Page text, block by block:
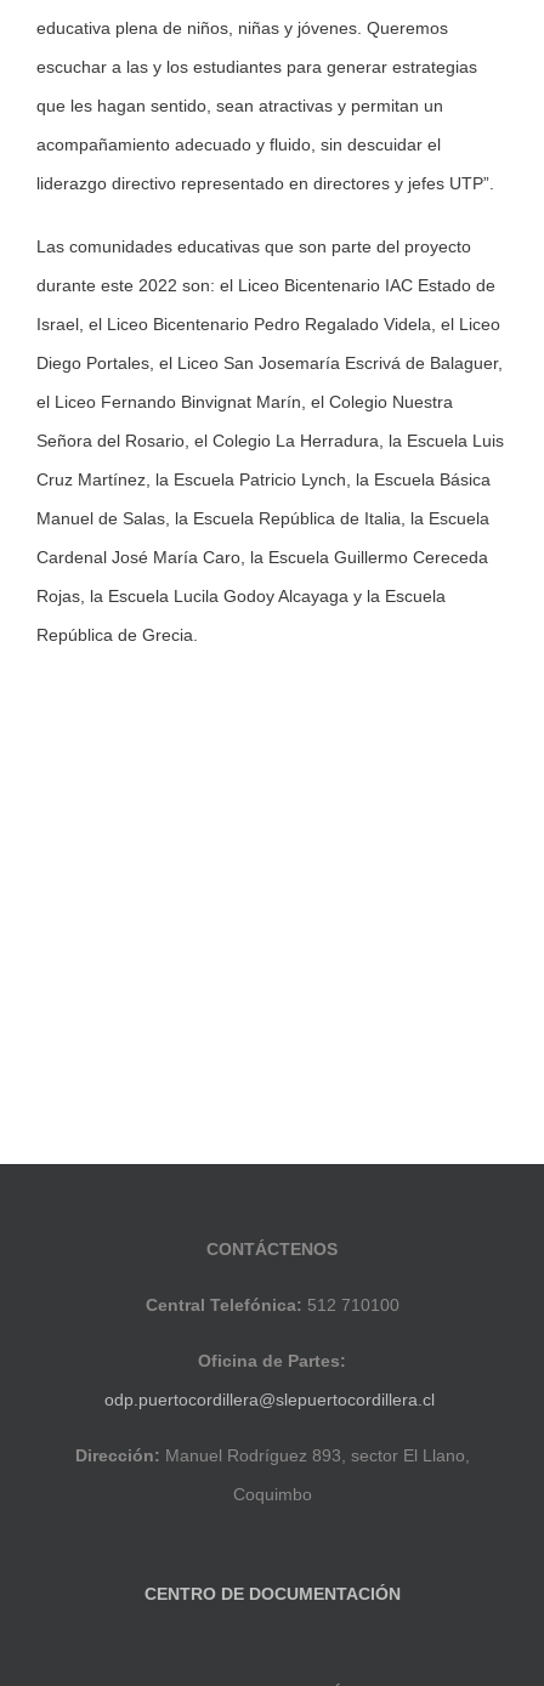
educativa plena de niños, niñas y jóvenes. Queremos
escuchar a las y los estudiantes para generar estrategias
que les hagan sentido, sean atractivas y permitan un
acompañamiento adecuado y fluido, sin descuidar el
liderazgo directivo representado en directores y jefes UTP”.
Las comunidades educativas que son parte del proyecto
durante este 2022 son: el Liceo Bicentenario IAC Estado de
Israel, el Liceo Bicentenario Pedro Regalado Videla, el Liceo
Diego Portales, el Liceo San Josemaría Escrivá de Balaguer,
el Liceo Fernando Binvignat Marín, el Colegio Nuestra
Señora del Rosario, el Colegio La Herradura, la Escuela Luis
Cruz Martínez, la Escuela Patricio Lynch, la Escuela Básica
Manuel de Salas, la Escuela República de Italia, la Escuela
Cardenal José María Caro, la Escuela Guillermo Cereceda
Rojas, la Escuela Lucila Godoy Alcayaga y la Escuela
República de Grecia.
CONTÁCTENOS
Central Telefónica: 512 710100
Oficina de Partes:
odp.puertocordillera@slepuertocordillera.cl
Dirección: Manuel Rodríguez 893, sector El Llano,
Coquimbo
CENTRO DE DOCUMENTACIÓN